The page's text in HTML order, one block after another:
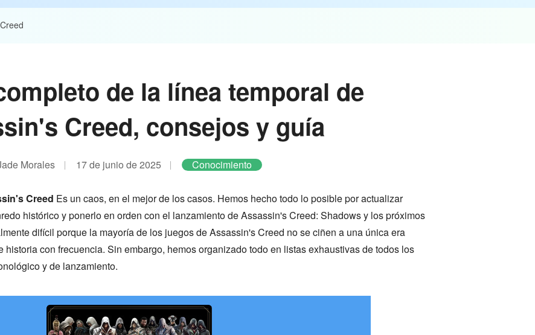
de la línea temporal de
Creed, consejos y guía
Morales 17 de junio de 2025 Conocimiento
Creed Es un caos, en el mejor de los casos. Hemos hecho todo lo posible por actualizar
histórico y ponerlo en orden con el lanzamiento de Assassin's Creed: Shadows y los próximos
difícil porque la mayoría de los juegos de Assassin's Creed no se ciñen a una única era
historia con frecuencia. Sin embargo, hemos organizado todo en listas exhaustivas de todos los
y de lanzamiento.